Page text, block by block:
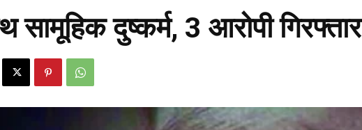
सामूहिक दुष्कर्म, 3 आरोपी गिरफ्तार